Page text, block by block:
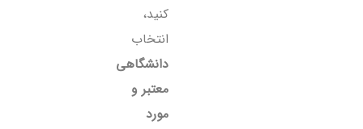
کنید،
انتخاب
دانشگاهی
معتبر و
مورد